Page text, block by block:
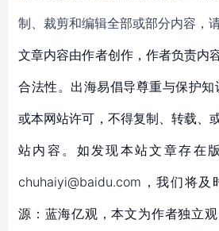
制、裁剪和编辑全部或部分内容，
文章内容由作者创作，作者负责内
合法性。出海易倡导尊重与保护
或本网站许可，不得复制、转载、
站内容。如发现本站文章存在
chuhaiyi@baidu.com，我们将
源：蓝海亿观，本文为作者独立